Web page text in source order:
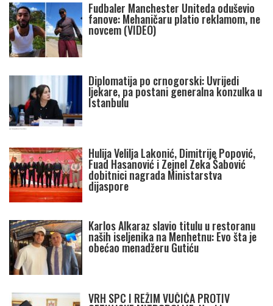
Fudbaler Manchester Uniteda oduševio
fanove: Mehaničaru platio reklamom, ne
novcem (VIDEO)
Diplomatija po crnogorski: Uvrijedi
ljekare, pa postani generalna konzulka u
Istanbulu
Hulija Velilja Lakonić, Dimitrije Popović,
Fuad Hasanović i Zejnel Zeka Šabović
dobitnici nagrada Ministarstva
dijaspore
Karlos Alkaraz slavio titulu u restoranu
naših iseljenika na Menhetnu: Evo šta je
obećao menadžeru Gutiću
VRH SPC I REŽIM VUČIĆA PROTIV